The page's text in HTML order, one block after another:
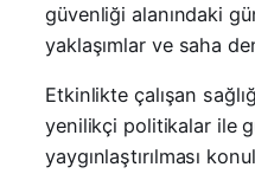
güvenliği alanındaki
yaklaşımlar ve saha
Etkinlikte çalışan
yenilikçi politikalar ile
yaygınlaştırılması